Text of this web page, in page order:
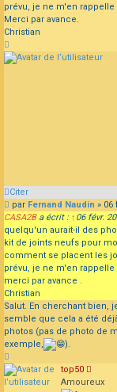
prévu, je ne m'en rappelle
Merci par avance.
Christian
Citer
Message
par Fernand Naudin » 06
CASA2Ba écrit : ↑ 06 févr.
quelqu'un aurait-il des
kit de joints neufs pour
comment se placent les
prévu, je ne m'en rappelle
merci par avance .
Christian
Salut. En cherchant bien,
semble que cela a été
photos (pas de photo de
exemple,
).
top50
Amoureux